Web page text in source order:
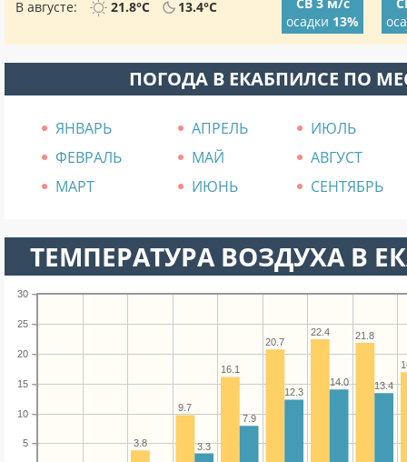
В августе: 21.8°C 13.4°C
осадки 13%
ПОГОДА В ЕКАБПИЛСЕ ПО
ЯНВАРЬ АПРЕЛЬ
ИЮЛЬ
ФЕВРАЛЬ
МАЙ
АВГУСТ
МАРТ
ИЮНЬ СЕНТЯБРЬ
ТЕМПЕРАТУРА ВОЗДУХА В
5
10
15
20
25
30
21.8
22.4
20.7
16.1
9.7
3.8
13.4
14.0
12.3
7.9
3.3